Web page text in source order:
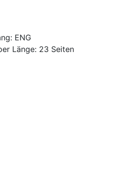
ENG
Länge: 23 Seiten